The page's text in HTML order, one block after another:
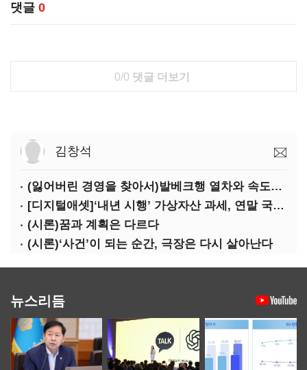
댓글 0
0/0 댓글 더보기
김창석
(잃어버린 경영을 찾아서)발베크행 열차와 속도의 환상: 디지털 전환과 물류 혁신의 포용적 노동 전략
[디지털애셋]‘내년 시행’ 가상자산 과세, 연말 국회 문턱 넘을까
(시론)꿈과 계획은 다르다
(시론)‘사건’이 되는 순간, 극장은 다시 살아난다
뉴스리듬